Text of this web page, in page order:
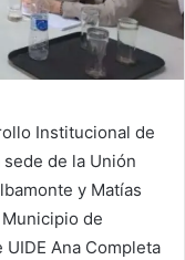
Institucional de
de la Unión
y Matías
de
Ana Completa